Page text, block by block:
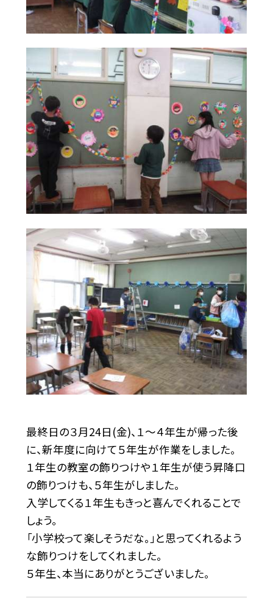
最終日の３月24日(金)、１〜４年生が帰った後
に、新年度に向けて５年生が作業をしました。
１年生の教室の飾りつけや１年生が使う昇降口
の飾りつけも、５年生がしました。
入学してくる１年生もきっと喜んでくれることで
しょう。
「小学校って楽しそうだな。」と思ってくれるよう
な飾りつけをしてくれました。
５年生、本当にありがとうございました。